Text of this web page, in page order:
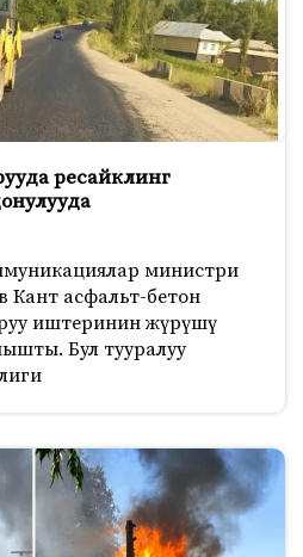
ресайклинг
министри
Кант асфальт-бетон
иштеринин жүрүшү
Бул тууралуу